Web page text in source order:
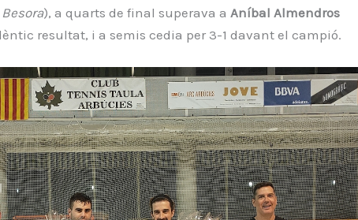
), a quarts de final superava a Aníbal Almendros
resultat, i a semis cedia per 3-1 davant el campió.